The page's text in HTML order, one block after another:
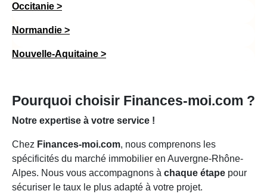
Occitanie >
Normandie >
Nouvelle-Aquitaine >
Pourquoi choisir Finances-moi.com ?
Notre expertise à votre service !
Chez Finances-moi.com, nous comprenons les
spécificités du marché immobilier en Auvergne-Rhône-
Alpes. Nous vous accompagnons à chaque étape pour
sécuriser le taux le plus adapté à votre projet.